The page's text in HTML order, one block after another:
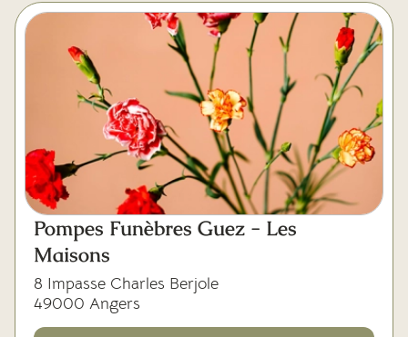
Pompes Funèbres Guez - Les
Maisons
8 Impasse Charles Berjole
49000 Angers